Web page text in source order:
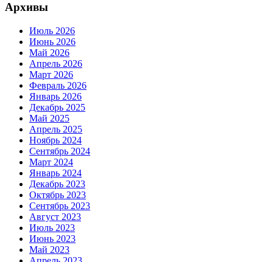
Архивы
Июль 2026
Июнь 2026
Май 2026
Апрель 2026
Март 2026
Февраль 2026
Январь 2026
Декабрь 2025
Май 2025
Апрель 2025
Ноябрь 2024
Сентябрь 2024
Март 2024
Январь 2024
Декабрь 2023
Октябрь 2023
Сентябрь 2023
Август 2023
Июль 2023
Июнь 2023
Май 2023